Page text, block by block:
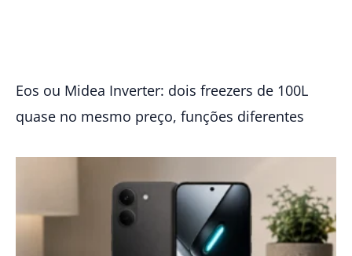
Eos ou Midea Inverter: dois freezers de 100L
quase no mesmo preço, funções diferentes